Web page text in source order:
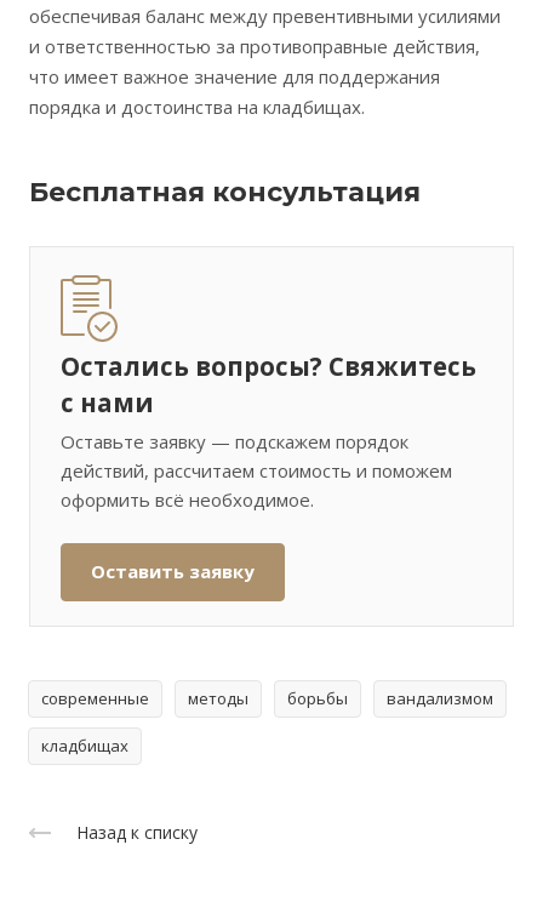
обеспечивая баланс между превентивными усилиями
и ответственностью за противоправные действия,
что имеет важное значение для поддержания
порядка и достоинства на кладбищах.
Бесплатная консультация
Остались вопросы? Свяжитесь
с нами
Оставьте заявку — подскажем порядок
действий, рассчитаем стоимость и поможем
оформить всё необходимое.
Оставить заявку
современные методы борьбы вандализмом
кладбищах
Назад к списку